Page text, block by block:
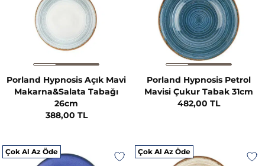
Porland Hypnosis Açık Mavi
Makarna&Salata Tabağı
26cm
388,00 TL
Porland Hypnosis Petrol
Mavisi Çukur Tabak 31cm
482,00 TL
Çok Al Az Öde Çok Al Az Öde